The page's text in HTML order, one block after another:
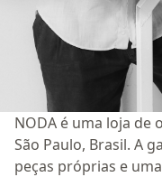
NODA é uma loja de
São Paulo, Brasil. A
peças próprias e